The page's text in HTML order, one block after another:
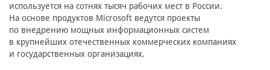
используется на сотнях тысяч рабочих мест в России.
На основе продуктов Microsoft ведутся проекты
по внедрению мощных информационных систем
в крупнейших отечественных коммерческих компаниях
и государственных организациях.